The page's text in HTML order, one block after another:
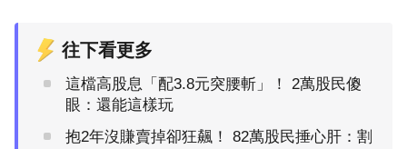
往下看更多
這檔高股息「配3.8元突腰斬」！ 2萬股民傻
眼：還能這樣玩
抱2年沒賺賣掉卻狂飆！ 82萬股民捶心肝：割